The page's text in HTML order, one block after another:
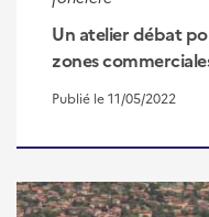
Un atelier débat
zones
Publié le 11/05/2022